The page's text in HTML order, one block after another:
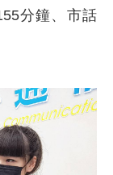
分鐘、市話